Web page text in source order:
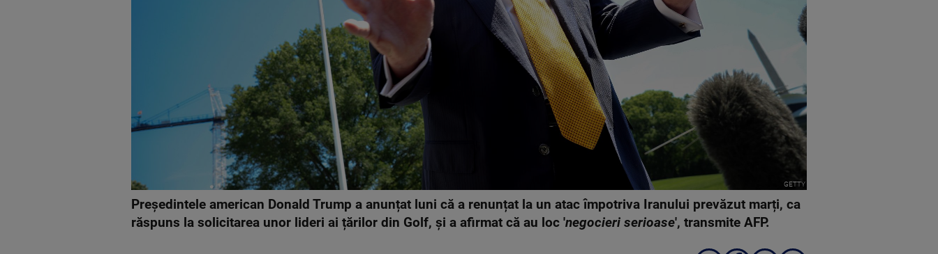
GETTY
Președintele american Donald Trump a anunțat luni că a renunțat la un atac împotriva Iranului prevăzut marți, ca
răspuns la solicitarea unor lideri ai țărilor din Golf, și a afirmat că au loc 'negocieri serioase', transmite AFP.